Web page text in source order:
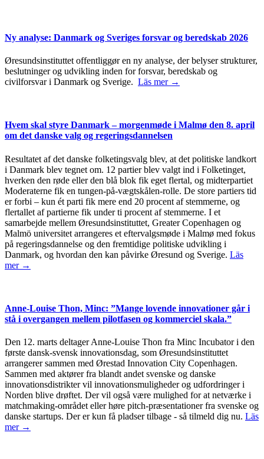
Ny analyse: Danmark og Sveriges forsvar og beredskab 2026
Øresundsinstituttet offentliggør en ny analyse, der belyser strukturer,
beslutninger og udvikling inden for forsvar, beredskab og
civilforsvar i Danmark og Sverige. Läs mer →
Hvem skal styre Danmark – morgenmøde i Malmø den 8. april
om det danske valg og regeringsdannelsen
Resultatet af det danske folketingsvalg blev, at det politiske landkort
i Danmark blev tegnet om. 12 partier blev valgt ind i Folketinget,
hverken den røde eller den blå blok fik eget flertal, og midterpartiet
Moderaterne fik en tungen-på-vægtskålen-rolle. De store partiers tid
er forbi – kun ét parti fik mere end 20 procent af stemmerne, og
flertallet af partierne fik under ti procent af stemmerne. I et
samarbejde mellem Øresundsinstituttet, Greater Copenhagen og
Malmö universitet arrangeres et eftervalgsmøde i Malmø med fokus
på regeringsdannelse og den fremtidige politiske udvikling i
Danmark, og hvordan den kan påvirke Øresund og Sverige. Läs
mer →
Anne-Louise Thon, Minc: ”Mange lovende innovationer går i
stå i overgangen mellem pilotfasen og kommerciel skala.”
Den 12. marts deltager Anne-Louise Thon fra Minc Incubator i den
første dansk-svensk innovationsdag, som Øresundsinstituttet
arrangerer sammen med Ørestad Innovation City Copenhagen.
Sammen med aktører fra blandt andet svenske og danske
innovationsdistrikter vil innovationsmuligheder og udfordringer i
Norden blive drøftet. Der vil også være mulighed for at netværke i
matchmaking-området eller høre pitch-præsentationer fra svenske og
danske startups. Der er kun få pladser tilbage - så tilmeld dig nu. Läs
mer →